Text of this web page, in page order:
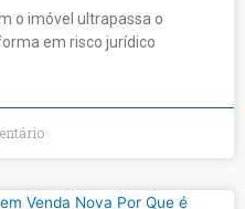
o imóvel ultrapassa o
em risco jurídico